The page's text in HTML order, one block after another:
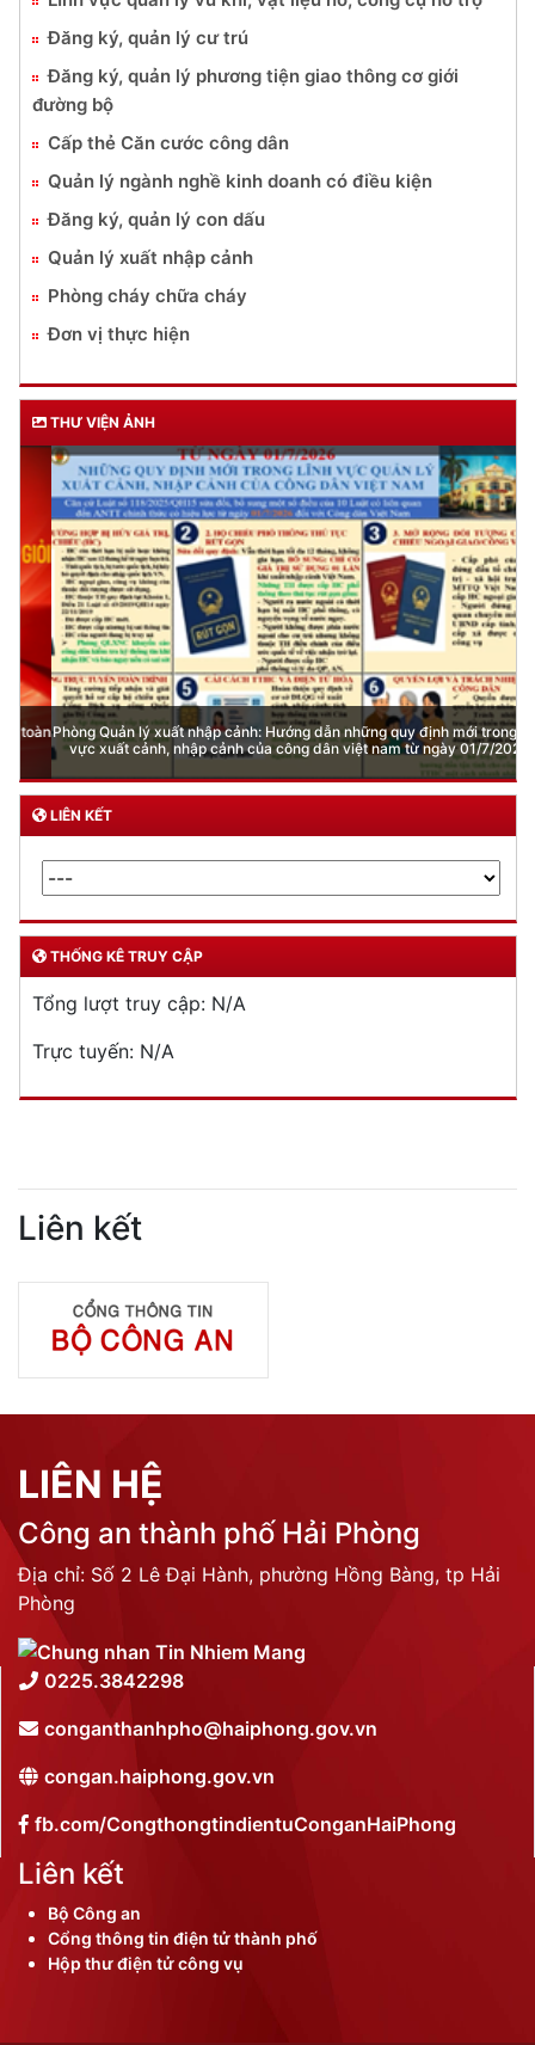
Đăng ký, quản lý cư trú
Đăng ký, quản lý phương tiện giao thông cơ giới
đường bộ
Cấp thẻ Căn cước công dân
Quản lý ngành nghề kinh doanh có điều kiện
Đăng ký, quản lý con dấu
Quản lý xuất nhập cảnh
Phòng cháy chữa cháy
Đơn vị thực hiện
THƯ VIỆN ẢNH
Phòng Quản lý xuất nhập cảnh: Hướng dẫn những quy định mới trong lĩnh
vực xuất cảnh, nhập cảnh của công dân việt nam từ ngày 01/7/2026
LIÊN KẾT
THỐNG KÊ TRUY CẬP
Tổng lượt truy cập: N/A
Trực tuyến: N/A
Liên kết
LIÊN HỆ
Công an thành phố Hải Phòng
Địa chỉ: Số 2 Lê Đại Hành, phường Hồng Bàng, tp Hải
Phòng
0225.3842298
conganthanhpho@haiphong.gov.vn
congan.haiphong.gov.vn
fb.com/CongthongtindientuConganHaiPhong
Liên kết
Bộ Công an
Cổng thông tin điện tử thành phố
Hộp thư điện tử công vụ